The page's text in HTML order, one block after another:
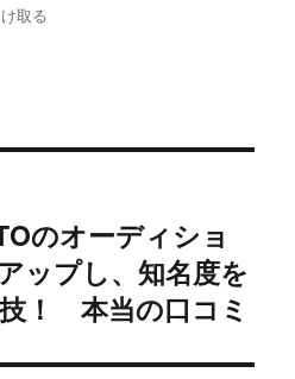
取る
のオーディショ
ップし、知名度を
！ 本当の口コミ